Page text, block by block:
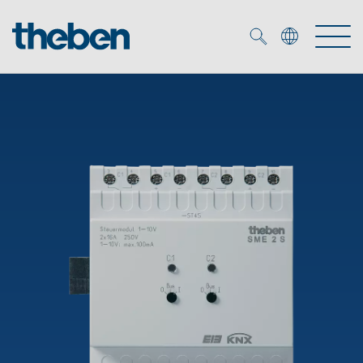
Smart Home
DALI
LED spot
OEM-oplossingen
OEM-experts
Tijd- en lichtregeling
Mediatheek